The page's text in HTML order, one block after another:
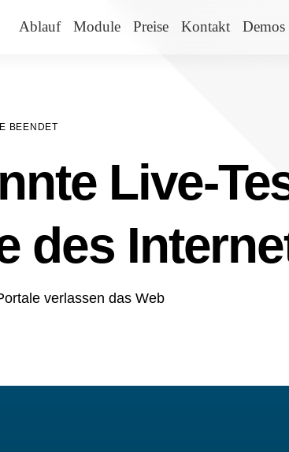
Ablauf Module Preise Kontakt Demos
BEENDET
Live-
des
verlassen das Web